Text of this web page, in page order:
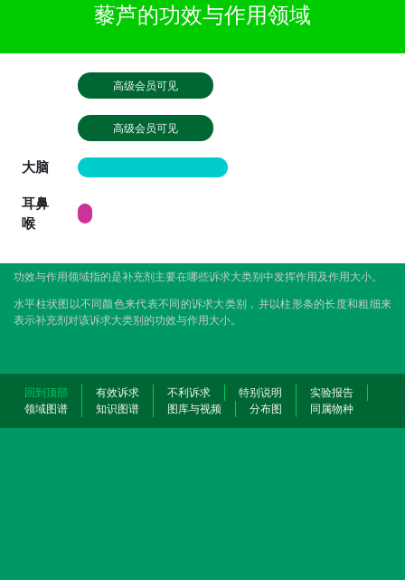
藜芦的功效与作用领域
高级会员可见
高级会员可见
大脑
耳鼻
喉
功效与作用领域指的是补充剂主要在哪些诉求大类别中发挥作用及作用大小。
水平柱状图以不同颜色来代表不同的诉求大类别，并以柱形条的长度和粗细来
表示补充剂对该诉求大类别的功效与作用大小。
回到顶部 有效诉求 不利诉求 特别说明
实验报告
领域图谱
知识图谱 图库与视频 分布图 同属物种